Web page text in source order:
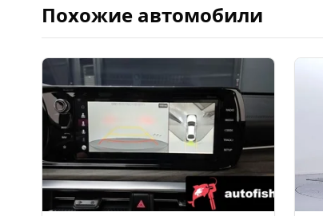
Похожие автомобили